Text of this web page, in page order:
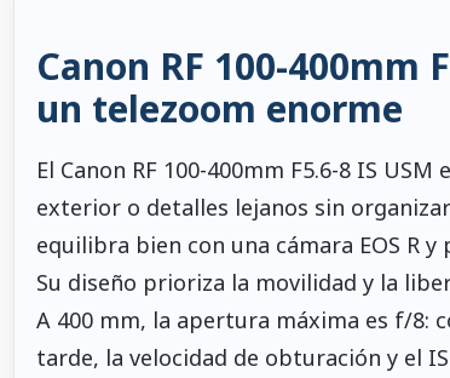
Canon RF 100-400mm
un telezoom enorme
El Canon RF 100-400mm F5.6-8 IS
exterior o detalles lejanos sin
equilibra bien con una cámara EOS R
Su diseño prioriza la movilidad y la
A 400 mm, la apertura máxima es f/8:
tarde, la velocidad de obturación y el